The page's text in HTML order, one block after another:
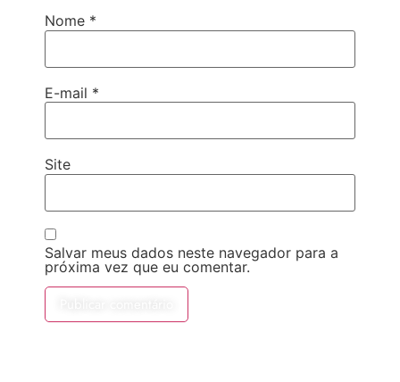
Nome *
E-mail *
Site
Salvar meus dados neste navegador para a
próxima vez que eu comentar.